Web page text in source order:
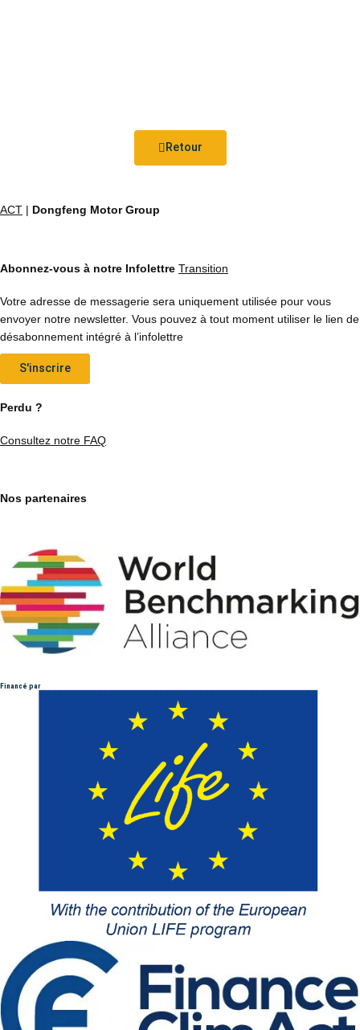
Retour
ACT | Dongfeng Motor Group
Abonnez-vous à notre Infolettre Transition
Votre adresse de messagerie sera uniquement utilisée pour vous
envoyer notre newsletter. Vous pouvez à tout moment utiliser le lien de
désabonnement intégré à l’infolettre
S'inscrire
Perdu ?
Consultez notre FAQ
Nos partenaires
Financé par